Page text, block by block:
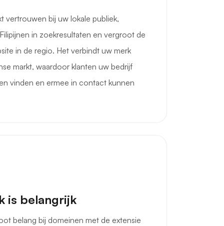
vertrouwen bij uw lokale publiek,
in zoekresultaten en vergroot de
in de regio. Het verbindt uw merk
markt, waardoor klanten uw bedrijf
vinden en ermee in contact kunnen
is belangrijk
belang bij domeinen met de extensie